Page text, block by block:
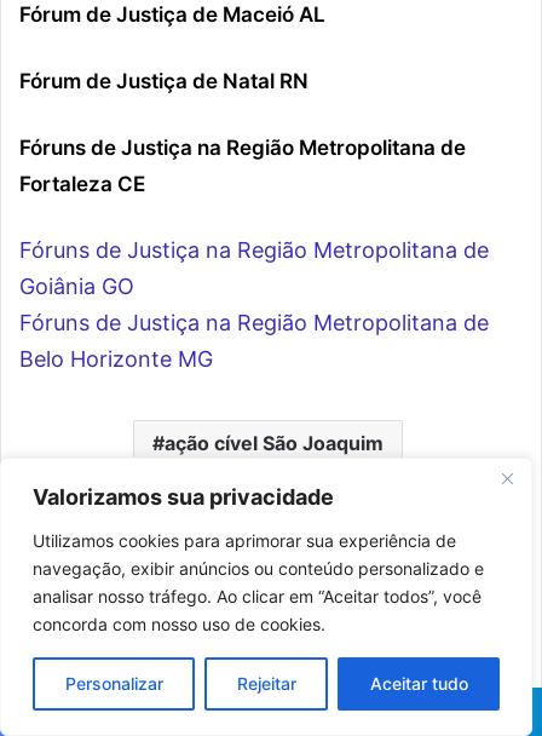
Valorizamos sua privacidade
Utilizamos cookies para aprimorar sua experiência de
navegação, exibir anúncios ou conteúdo personalizado e
analisar nosso tráfego. Ao clicar em “Aceitar todos”, você
concorda com nosso uso de cookies.
Personalizar Rejeitar Aceitar tudo
Fórum de Justiça de Maceió AL
Fórum de Justiça de Natal RN
Fóruns de Justiça na Região Metropolitana de
Fortaleza CE
Fóruns de Justiça na Região Metropolitana de
Goiânia GO
Fóruns de Justiça na Região Metropolitana de
Belo Horizonte MG
ação cível São Joaquim
atendimento jurídico gratuito SC
audiência de conciliação SC
cartório São Joaquim
consultar processo TJSC